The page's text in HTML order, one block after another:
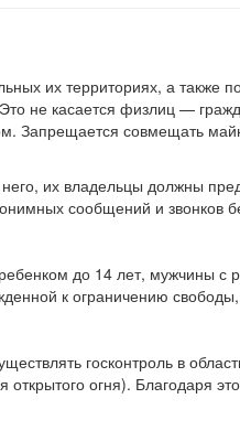
их территориях, а также
не касается физлиц —
Запрещается совмещать
их владельцы должны
сообщений и звонков
до 14 лет, мужчины с
к ограничению свободы,
госконтроль в
огня). Благодаря